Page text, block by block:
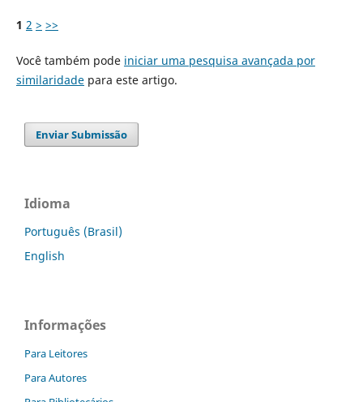
1 2 > >>
Você também pode iniciar uma pesquisa avançada por
similaridadepara este artigo.
Enviar Submissão
Idioma
Português (Brasil)
English
Informações
Para Leitores
Para Autores